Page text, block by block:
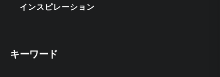
インスピレーション
キーワード